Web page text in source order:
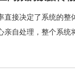
接决定了系统的
自处理，整个系